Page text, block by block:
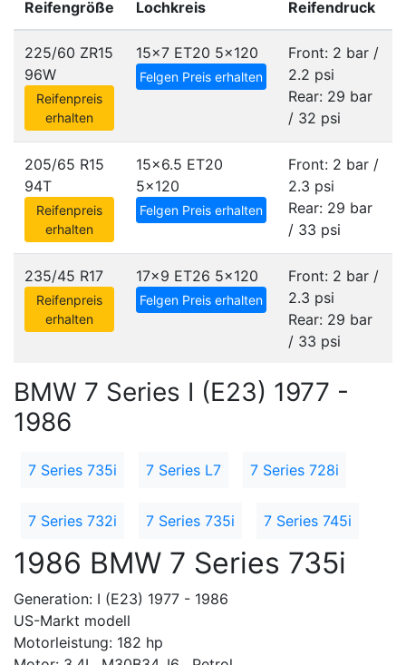
Reifengröße
Lochkreis
Reifendruck
225/60 ZR15
96W
Reifenpreis
erhalten
15x7 ET20 5x120
Felgen Preis erhalten
Front: 2 bar /
2.2 psi
Rear: 29 bar
/ 32 psi
205/65 R15
94T
Reifenpreis
erhalten
15x6.5 ET20
5x120
Felgen Preis erhalten
Front: 2 bar /
2.3 psi
Rear: 29 bar
/ 33 psi
235/45 R17
Reifenpreis
erhalten
17x9 ET26 5x120
Felgen Preis erhalten
Front: 2 bar /
2.3 psi
Rear: 29 bar
/ 33 psi
BMW 7 Series I (E23) 1977 -
1986
7 Series 735i 7 Series L7 7 Series 728i
7 Series 732i 7 Series 735i 7 Series 745i
1986 BMW 7 Series 735i
Generation: I (E23) 1977 - 1986
US-Markt modell
Motorleistung: 182 hp